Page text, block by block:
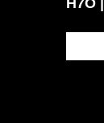
H7O